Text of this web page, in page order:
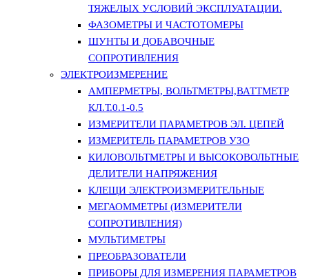
ТЯЖЕЛЫХ УСЛОВИЙ ЭКСПЛУАТАЦИИ.
ФАЗОМЕТРЫ И ЧАСТОТОМЕРЫ
ШУНТЫ И ДОБАВОЧНЫЕ
СОПРОТИВЛЕНИЯ
ЭЛЕКТРОИЗМЕРЕНИЕ
АМПЕРМЕТРЫ, ВОЛЬТМЕТРЫ,ВАТТМЕТР
КЛ.Т.0.1-0.5
ИЗМЕРИТЕЛИ ПАРАМЕТРОВ ЭЛ. ЦЕПЕЙ
ИЗМЕРИТЕЛЬ ПАРАМЕТРОВ УЗО
КИЛОВОЛЬТМЕТРЫ И ВЫСОКОВОЛЬТНЫЕ
ДЕЛИТЕЛИ НАПРЯЖЕНИЯ
КЛЕЩИ ЭЛЕКТРОИЗМЕРИТЕЛЬНЫЕ
МЕГАОММЕТРЫ (ИЗМЕРИТЕЛИ
СОПРОТИВЛЕНИЯ)
МУЛЬТИМЕТРЫ
ПРЕОБРАЗОВАТЕЛИ
ПРИБОРЫ ДЛЯ ИЗМЕРЕНИЯ ПАРАМЕТРОВ